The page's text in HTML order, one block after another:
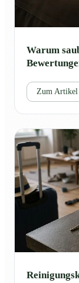
Warum
Zum Artikel